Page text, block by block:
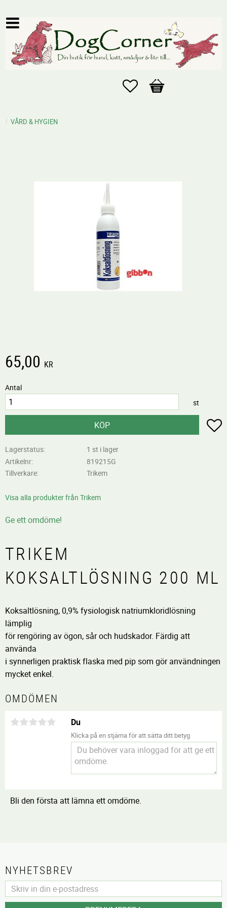
Favoriter
Kundvagn
VÅRD & HYGIEN
65,00 KR
Antal
st
KÖP
Lagerstatus
1 st i lager
Artikelnr
819215G
Tillverkare
Trikem
Visa alla produkter från Trikem
Ge ett omdöme!
TRIKEM
KOKSALTLÖSNING 200 ML
Koksaltlösning, 0,9% fysiologisk natriumkloridlösning
lämplig
för rengöring av ögon, sår och hudskador. Färdig att
använda
i synnerligen praktisk flaska med pip som gör användningen
mycket enkel.
OMDÖMEN
Du
Klicka på en stjärna för att sätta ditt betyg
Bli den första att lämna ett omdöme.
NYHETSBREV